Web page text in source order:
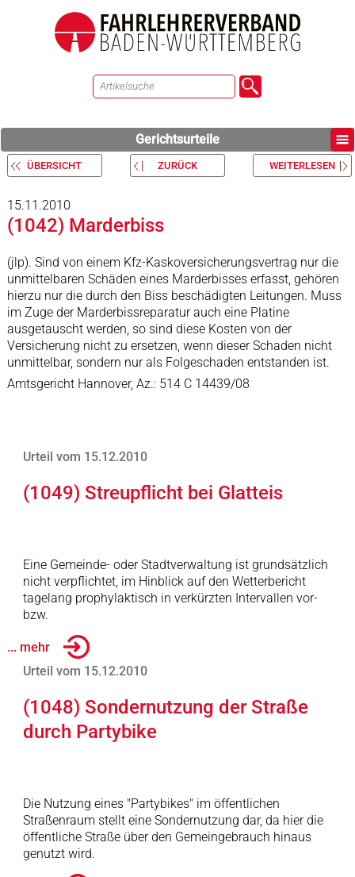
Gerichtsurteile
ÜBERSICHT ZURÜCK WEITERLESEN
15.11.2010
(1042) Marderbiss
(jlp). Sind von einem Kfz-Kaskoversicherungsvertrag nur die
unmittelbaren Schäden eines Marderbisses erfasst, gehören
hierzu nur die durch den Biss beschädigten Leitungen. Muss
im Zuge der Marderbissreparatur auch eine Platine
ausgetauscht werden, so sind diese Kosten von der
Versicherung nicht zu ersetzen, wenn dieser Schaden nicht
unmittelbar, sondern nur als Folgeschaden entstanden ist.
Amtsgericht Hannover, Az.: 514 C 14439/08
Urteil vom 15.12.2010
(1049) Streupflicht bei Glatteis
Eine Gemeinde- oder Stadtverwaltung ist grundsätzlich
nicht verpflichtet, im Hinblick auf den Wetterbericht
tagelang prophylaktisch in verkürzten Intervallen vor-
bzw.
... mehr
Urteil vom 15.12.2010
(1048) Sondernutzung der Straße
durch Partybike
Die Nutzung eines "Partybikes" im öffentlichen
Straßenraum stellt eine Sondernutzung dar, da hier die
öffentliche Straße über den Gemeingebrauch hinaus
genutzt wird.